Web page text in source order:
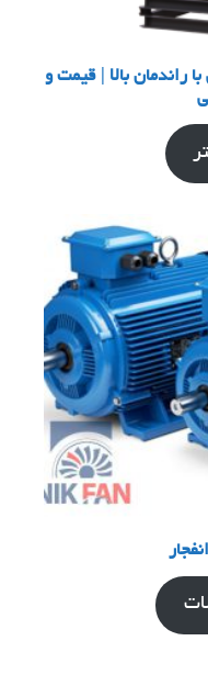
راندمان بالا | قیمت و